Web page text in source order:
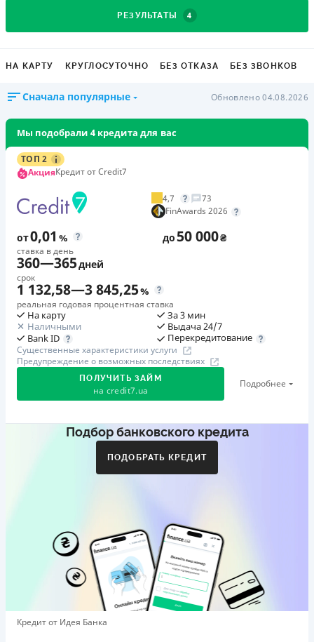
РЕЗУЛЬТАТЫ 4
НА КАРТУ КРУГЛОСУТОЧНО БЕЗ ОТКАЗА БЕЗ ЗВОНКОВ
Сначала популярные Обновлено 04.08.2026
Мы подобрали 4 кредита для вас
ТОП 2
АкцияКредит от Credit7
4,7
73
FinAwards 2026
от0,01 %
ставка в день
до50 000₴
360—365дней
срок
1 132,58—3 845,25%
реальная годовая процентная ставка
На карту
Наличными
Bank ID
За 3 мин
Выдача 24/7
Перекредитование
Существенные характеристики услуги
Предупреждение о возможных последствиях
ПОЛУЧИТЬ ЗАЙМ
на credit7.ua
Подробнее
Акция: «Кешбэк за друга»
друг регистрируется и получает первый кредит (от
Бронзовый призер FinAwards 2026 «Лучшая программа
лояльности»
Первый займ
от 0,01%/день до 30 000 ₴
Повторный займ
Подбор банковского кредита
ПОДОБРАТЬ КРЕДИТ
Кредит от Идея Банка